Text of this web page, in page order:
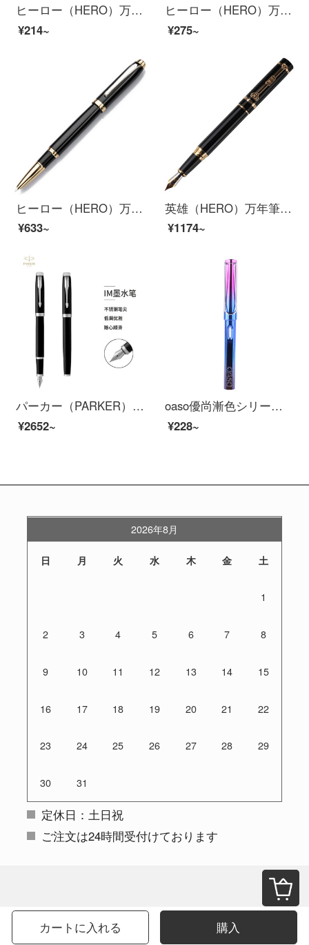
ヒーロー（HERO）万年筆黒イリジウム金ペンペン
¥214~
ヒーロー（HERO）万年筆学生男女用EFカートゥーン純正姿イリジウム金万年筆+消字ペン+墨嚢セット6本入青
¥275~
ヒーロー（HERO）万年筆黒イリジウム金ペンペンライト756
¥633~
英雄（HERO）万年筆は黒光り吉祥如意イリジウム金の万年筆インクのペン先が明るくて鋭いです。
¥1174~
パーカー（PARKER）万年筆IMシリーズの深い白黒インキを挟む
¥2652~
oaso優尚漸色シリーズの万年筆学生はペンで字を練習します。男女生のオフィスで贈り物を書きます。ABSプラスチックのペンの青いグラデーションの色は0.38 mmです。
¥228~
カートに入れる 購入
2026年8月
日 月 火 水 木 金 土
1
2 3 4 5 6 7 8
9 10 11 12 13 14 15
16 17 18 19 20 21 22
23 24 25 26 27 28 29
30 31
定休日：土日祝
ご注文は24時間受付けております